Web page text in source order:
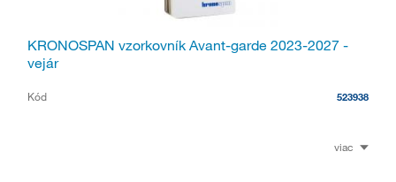
KRONOSPAN vzorkovník Avant-garde 2023-2027 -
vejár
Kód 523938
viac